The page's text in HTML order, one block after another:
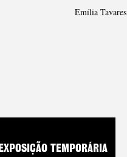
Emília Tavares
EXPOSIÇÃO TEMPORÁRIA